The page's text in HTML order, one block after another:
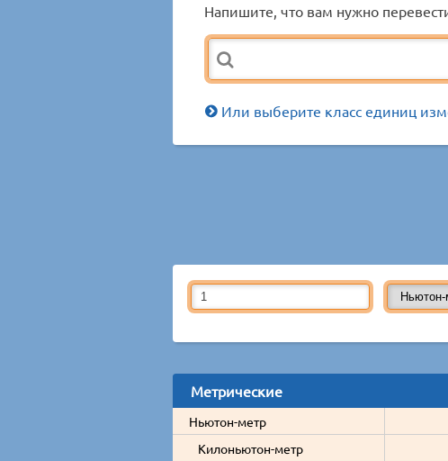
Напишите, что вам нужно
Или выберите класс единиц
Метрические
Ньютон-метр
Килоньютон-метр